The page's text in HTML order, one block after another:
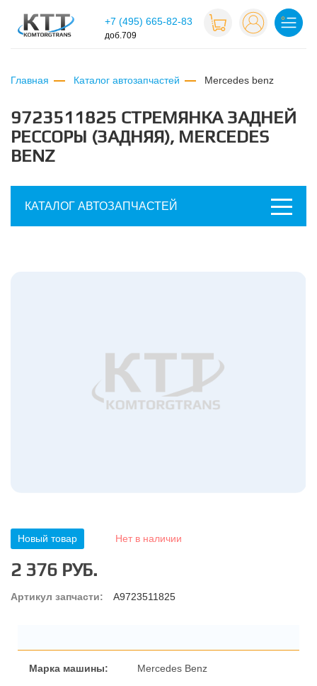
+7 (495) 665-82-83
доб.709
Главная Каталог автозапчастей mercedes benz
9723511825 СТРЕМЯНКА ЗАДНЕЙ
РЕССОРЫ (ЗАДНЯЯ), MERCEDES
BENZ
КАТАЛОГ АВТОЗАПЧАСТЕЙ
Новый товар Нет в наличии
2 376 РУБ.
Артикул запчасти: A9723511825
Марка машины: Mercedes Benz